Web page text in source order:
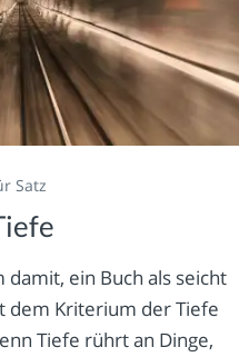
Satz
ein Buch als seicht
dem Kriterium der Tiefe
Tiefe rührt an Dinge,